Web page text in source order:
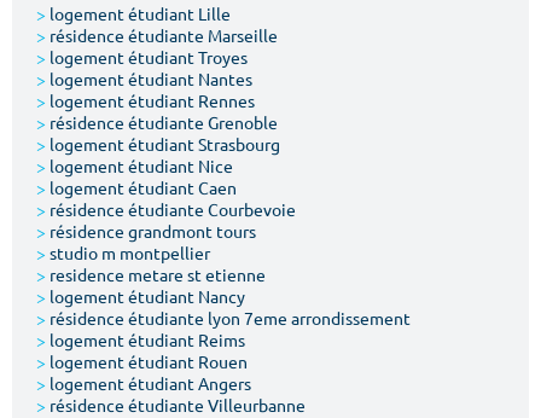
Type de location
Votre date d'entrée
> logement étudiant Lille
> résidence étudiante Marseille
> logement étudiant Troyes
> logement étudiant Nantes
> logement étudiant Rennes
> résidence étudiante Grenoble
> logement étudiant Strasbourg
> logement étudiant Nice
> logement étudiant Caen
> résidence étudiante Courbevoie
> résidence grandmont tours
> studio m montpellier
> residence metare st etienne
> logement étudiant Nancy
> résidence étudiante lyon 7eme arrondissement
> logement étudiant Reims
> logement étudiant Rouen
> logement étudiant Angers
> résidence étudiante Villeurbanne